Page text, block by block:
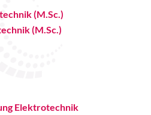
(M.Sc.)
(M.Sc.)
Elektrotechnik